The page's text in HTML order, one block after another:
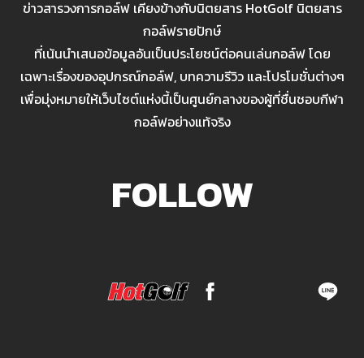
ข่าวสารวงการกอล์ฟ เคียงข้างกับนิตยสาร HotGolf นิตยสาร
กอล์ฟรายปักษ์
ที่เน้นนำเสนอข้อมูลอันเป็นประโยชน์ต่อคนเล่นกอล์ฟ โดย
เฉพาะเรื่องของอุปกรณ์กอล์ฟ, บทความรีวิว และโปรโมชั่นต่างๆ
เพื่อมุ่งหมายให้เว็บไซต์แห่งนี้เป็นศูนย์กลางของผู้ที่ชื่นชอบกีฬา
กอล์ฟอย่างแท้จริง
FOLLOW